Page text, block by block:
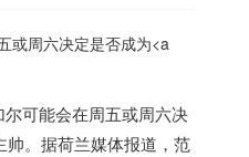
可能会在周五或周六决
帅。据荷兰媒体报道，范